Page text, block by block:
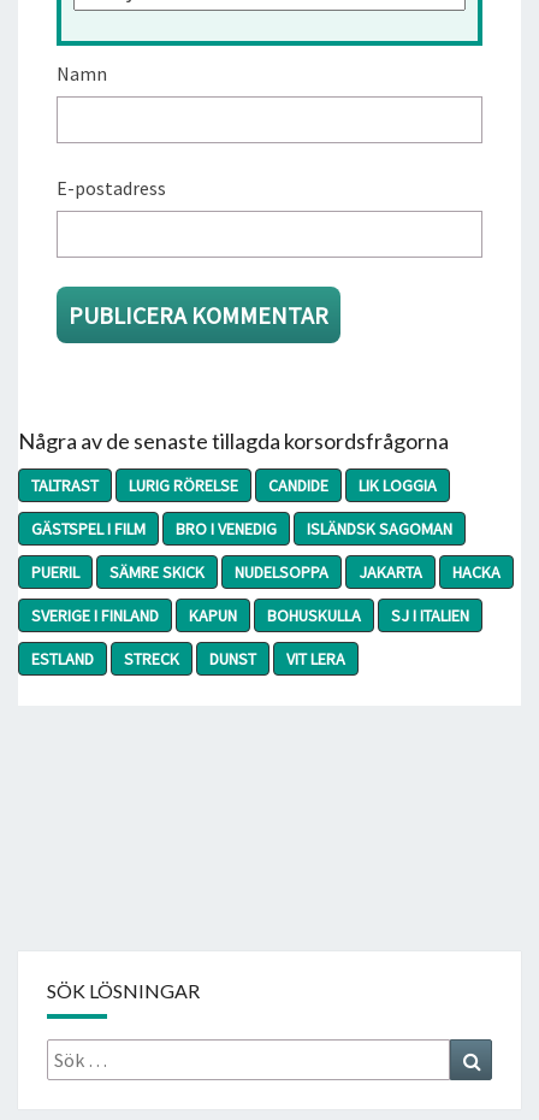
Namn
E-postadress
Några av de senaste tillagda korsordsfrågorna
TALTRAST LURIG RÖRELSE CANDIDE
LIK LOGGIA
GÄSTSPEL I FILM
BRO I VENEDIG
ISLÄNDSK SAGOMAN
PUERIL
SÄMRE SKICK NUDELSOPPA JAKARTA
HACKA
SVERIGE I FINLAND
KAPUN BOHUSKULLA
SJ I ITALIEN
ESTLAND
STRECK DUNST VIT LERA
SÖK LÖSNINGAR
Sök
efter: